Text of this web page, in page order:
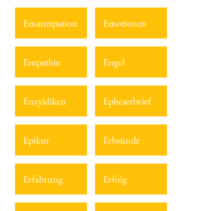
Emanzipation Emotionen
Empathie Engel
Enzykliken Epheserbrief
Epikur Erbsünde
Erfahrung Erfolg